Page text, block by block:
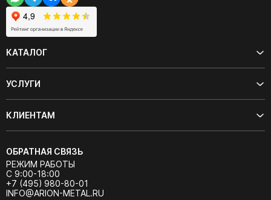
КАТАЛОГ
УСЛУГИ
КЛИЕНТАМ
ОБРАТНАЯ СВЯЗЬ
РЕЖИМ РАБОТЫ
С 9:00-18:00
+7 (495) 980-80-01
INFO@ARION-METAL.RU